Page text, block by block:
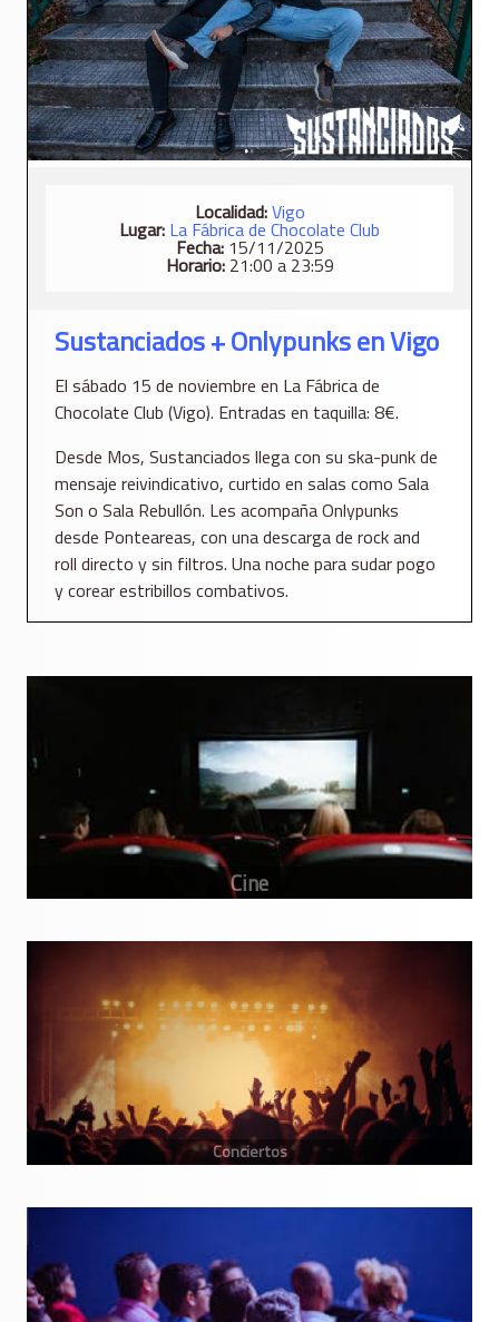
Localidad:Vigo
Lugar: La Fábrica de Chocolate Club
Fecha:15/11/2025
Horario:21:00 a 23:59
Sustanciados + Onlypunks en Vigo
El sábado 15 de noviembre en La Fábrica de
Chocolate Club (Vigo). Entradas en taquilla: 8€.
Desde Mos, Sustanciados llega con su ska-punk de
mensaje reivindicativo, curtido en salas como Sala
Son o Sala Rebullón. Les acompaña Onlypunks
desde Ponteareas, con una descarga de rock and
roll directo y sin filtros. Una noche para sudar pogo
y corear estribillos combativos.